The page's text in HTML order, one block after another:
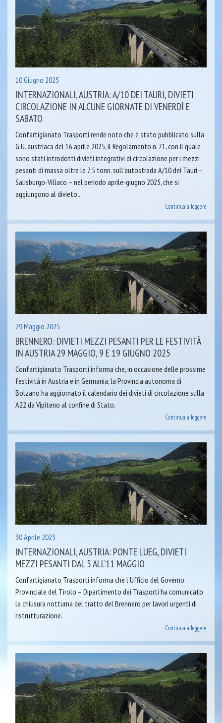
10 Giugno 2025
INTERNAZIONALI, AUSTRIA: A/10 DEI TAURI, DIVIETI
CIRCOLAZIONE IN ALCUNE GIORNATE DI VENERDÌ E
SABATO
Confartigianato Trasporti rende noto che è stato pubblicato sulla
G.U. austriaca del 16 aprile 2025, il Regolamento n. 71, con il quale
sono stati introdotti divieti integrativi di circolazione per i mezzi
pesanti di massa oltre le 7,5 tonn. sull’autostrada A/10 dei Tauri –
Salisburgo-Villaco – nel periodo aprile-giugno 2025, che si
aggiungono al divieto...
Continua a leggere
29 Maggio 2025
BRENNERO: DIVIETI MEZZI PESANTI PER LE FESTIVITÀ
IN AUSTRIA 29 MAGGIO, 9 E 19 GIUGNO 2025
Confartigianato Trasporti informa che, in occasione delle prossime
festività in Austria e in Germania, la Provincia autonoma di
Bolzano ha aggiornato il calendario dei divieti di circolazione sulla
A22 da Vipiteno al confine di Stato.
Continua a leggere
30 Aprile 2025
INTERNAZIONALI, AUSTRIA: PONTE LUEG, DIVIETI
MEZZI PESANTI DAL 5 ALL’11 MAGGIO
Confartigianato Trasporti informa che l’Ufficio del Governo
Provinciale del Tirolo – Dipartimento dei Trasporti ha comunicato
la chiusura notturna del tratto del Brennero per lavori urgenti di
ristrutturazione.
Continua a leggere